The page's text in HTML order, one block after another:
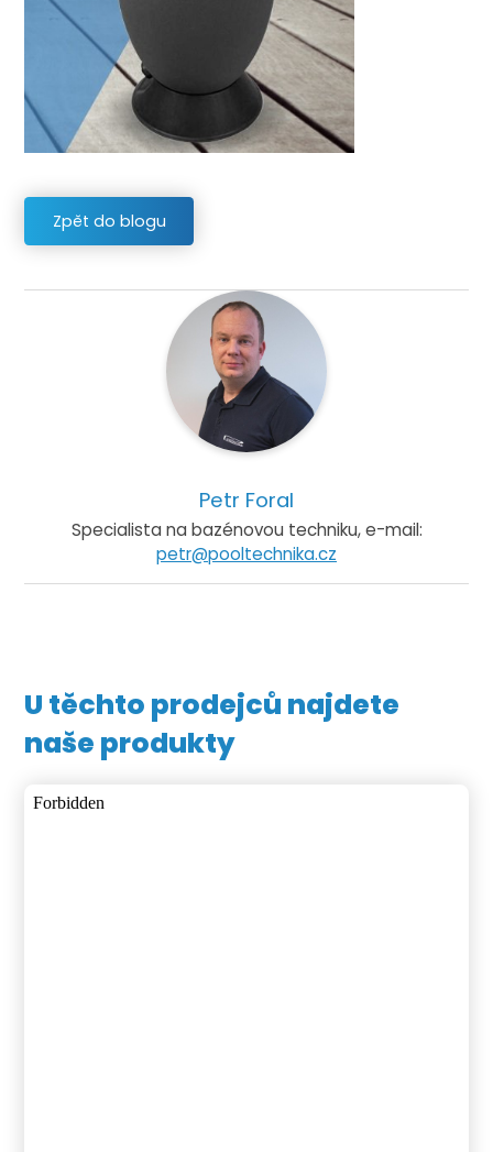
Zpět do blogu
Petr Foral
Specialista na bazénovou techniku, e-mail:
petr@pooltechnika.cz
U těchto prodejců najdete
naše produkty